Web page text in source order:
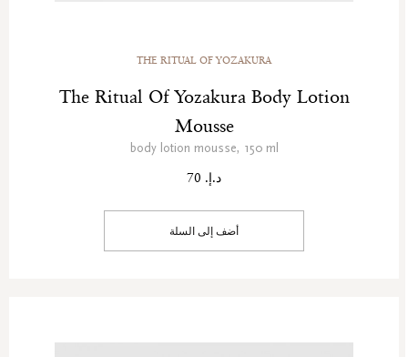
THE RITUAL OF YOZAKURA
The Ritual Of Yozakura Body Lotion
Mousse
body lotion mousse, 150 ml
د.إ. 70
أضف إلى السلة